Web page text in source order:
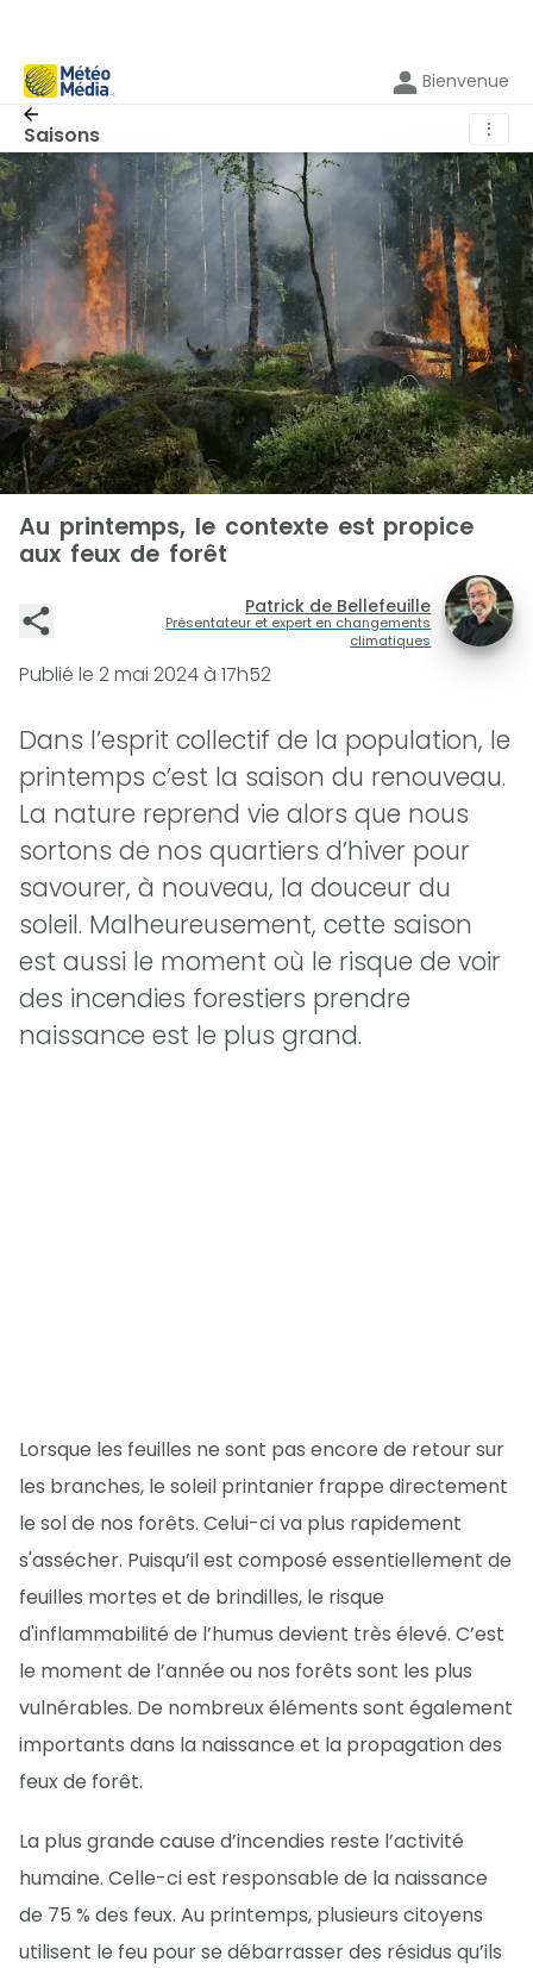
Bienvenue
Saisons ⋮
Au printemps, le contexte est propice
aux feux de forêt
Patrick de Bellefeuille
Présentateur et expert en changements
climatiques
Publié le 2 mai 2024 à 17h52
Dans l’esprit collectif de la population, le
printemps c’est la saison du renouveau.
La nature reprend vie alors que nous
sortons de nos quartiers d’hiver pour
savourer, à nouveau, la douceur du
soleil. Malheureusement, cette saison
est aussi le moment où le risque de voir
des incendies forestiers prendre
naissance est le plus grand.
Lorsque les feuilles ne sont pas encore de retour sur
les branches, le soleil printanier frappe directement
le sol de nos forêts. Celui-ci va plus rapidement
s'assécher. Puisqu’il est composé essentiellement de
feuilles mortes et de brindilles, le risque
d'inflammabilité de l’humus devient très élevé. C’est
le moment de l’année ou nos forêts sont les plus
vulnérables. De nombreux éléments sont également
importants dans la naissance et la propagation des
feux de forêt.
La plus grande cause d’incendies reste l’activité
humaine. Celle-ci est responsable de la naissance
de 75 % des feux. Au printemps, plusieurs citoyens
utilisent le feu pour se débarrasser des résidus qu’ils